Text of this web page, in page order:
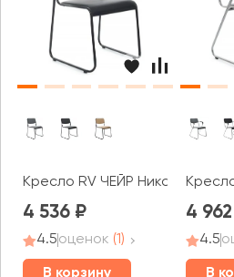
Кресло RV ЧЕЙР Никс / Nix
4 536
4.5оценок (1)
В корзину
4 962
4.5
В